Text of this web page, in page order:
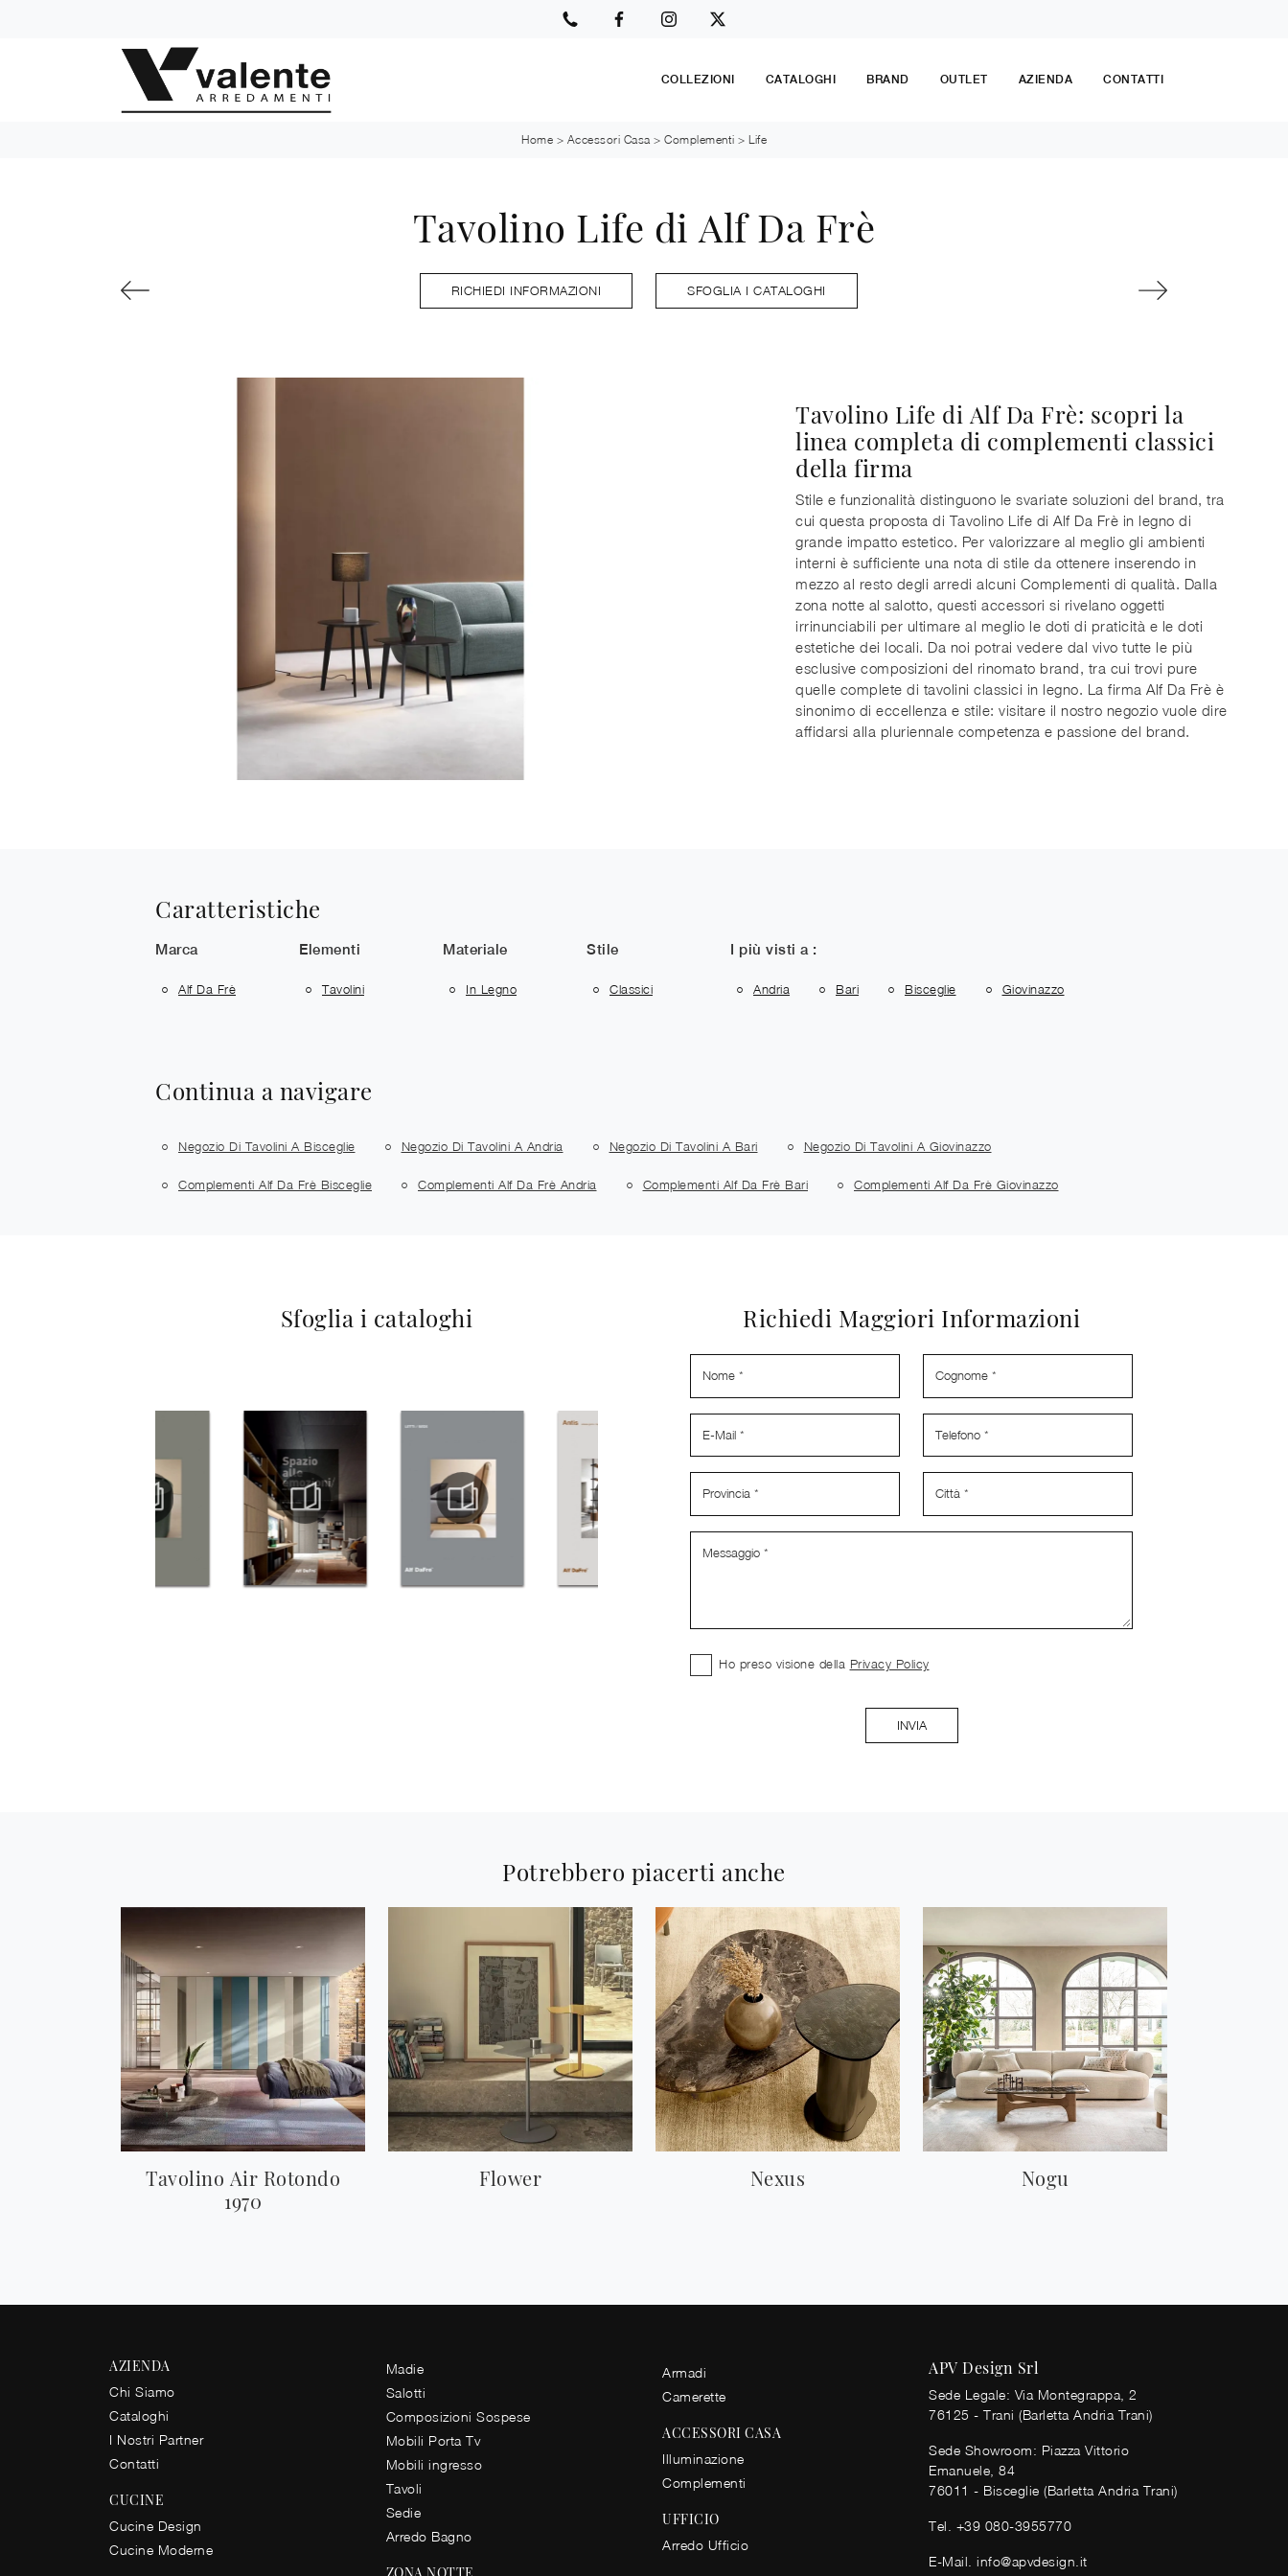
COLLEZIONI CATALOGHI BRAND OUTLET AZIENDA CONTATTI
Home > Accessori Casa > Complementi > Life
Tavolino Life di Alf Da Frè
RICHIEDI INFORMAZIONI SFOGLIA I CATALOGHI
Tavolino Life di Alf Da Frè: scopri la
linea completa di complementi classici
della firma
Stile e funzionalità distinguono le svariate soluzioni del brand, tra
cui questa proposta di Tavolino Life di Alf Da Frè in legno di
grande impatto estetico. Per valorizzare al meglio gli ambienti
interni è sufficiente una nota di stile da ottenere inserendo in
mezzo al resto degli arredi alcuni Complementi di qualità. Dalla
zona notte al salotto, questi accessori si rivelano oggetti
irrinunciabili per ultimare al meglio le doti di praticità e le doti
estetiche dei locali. Da noi potrai vedere dal vivo tutte le più
esclusive composizioni del rinomato brand, tra cui trovi pure
quelle complete di tavolini classici in legno. La firma Alf Da Frè è
sinonimo di eccellenza e stile: visitare il nostro negozio vuole dire
affidarsi alla pluriennale competenza e passione del brand.
Caratteristiche
Marca
Alf Da Frè
Elementi
Tavolini
Materiale
In Legno
Stile
Classici
I più visti a :
Andria Bari Bisceglie Giovinazzo
Continua a navigare
Negozio Di Tavolini A Bisceglie Negozio Di Tavolini A Andria Negozio Di Tavolini A Bari Negozio Di Tavolini A Giovinazzo
Complementi Alf Da Frè Bisceglie Complementi Alf Da Frè Andria Complementi Alf Da Frè Bari Complementi Alf Da Frè Giovinazzo
Sfoglia i cataloghi Richiedi Maggiori Informazioni
Ho preso visione della Privacy Policy
INVIA
Potrebbero piacerti anche
Tavolino Air Rotondo
1970
Flower Nexus Nogu
AZIENDA
Chi Siamo
Cataloghi
I Nostri Partner
Contatti
CUCINE
Cucine Design
Cucine Moderne
Madie
Salotti
Composizioni Sospese
Mobili Porta Tv
Mobili ingresso
Tavoli
Sedie
Arredo Bagno
ZONA NOTTE
Armadi
Camerette
ACCESSORI CASA
Illuminazione
Complementi
UFFICIO
Arredo Ufficio
APV Design Srl
Sede Legale: Via Montegrappa, 2
76125 - Trani (Barletta Andria Trani)
Sede Showroom: Piazza Vittorio
Emanuele, 84
76011 - Bisceglie (Barletta Andria Trani)
Tel. +39 080-3955770
E-Mail. info@apvdesign.it